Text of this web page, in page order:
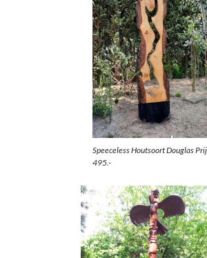
Speeceless Houtsoort Douglas
495.-